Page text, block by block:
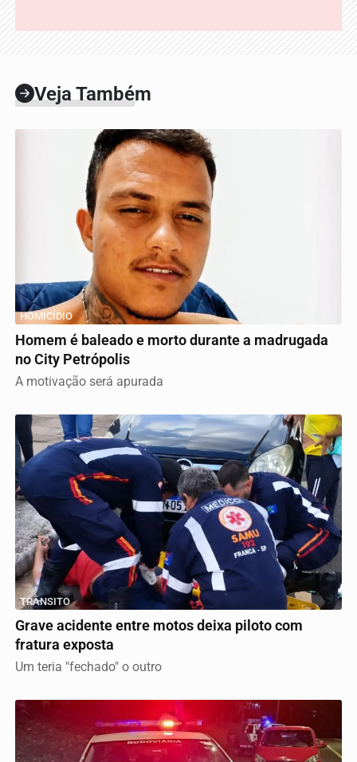
Veja Também
HOMICÍDIO
Homem é baleado e morto durante a madrugada
no City Petrópolis
A motivação será apurada
TRÂNSITO
Grave acidente entre motos deixa piloto com
fratura exposta
Um teria "fechado" o outro